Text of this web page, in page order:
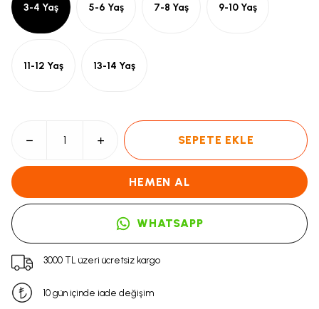
3-4 Yaş 5-6 Yaş 7-8 Yaş 9-10 Yaş
11-12 Yaş 13-14 Yaş
SEPETE EKLE
HEMEN AL
WHATSAPP
3000 TL üzeri ücretsiz kargo
10 gün içinde iade değişim